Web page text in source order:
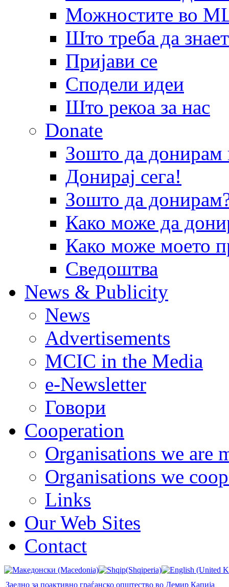
Можностите во
Што треба да
Пријави се
Сподели идеи
Што рекоа за нас
Donate
Зошто да
Донирај сега!
Зошто да
Како може да
Како може моето
Сведоштва
News & Publicity
News
Advertisements
MCIC in the Media
e-Newsletter
Говори
Cooperation
Organisations we are
Organisations we
Links
Our Web Sites
Contact
Заедно за поактивно граѓанско општество во Демир Капија